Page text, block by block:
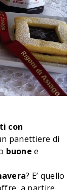
con
panettiere di
buonee
? E’ quello